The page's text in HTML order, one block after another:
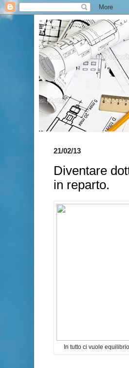
21/02/13
Diventare
in reparto.
In tutto ci vuole